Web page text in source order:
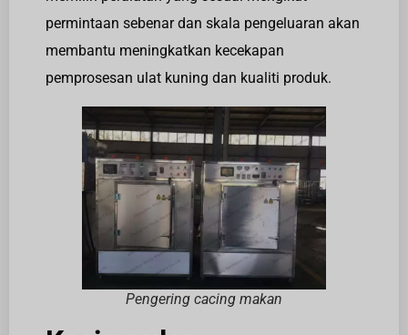
permintaan sebenar dan skala pengeluaran akan
membantu meningkatkan kecekapan
pemprosesan ulat kuning dan kualiti produk.
Pengering cacing makan